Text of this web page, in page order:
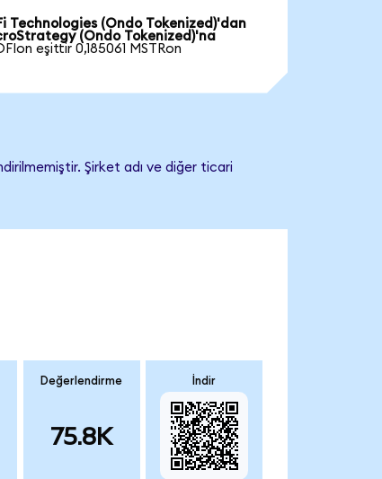
Technologies (Ondo Tokenized)'dan
(Ondo Tokenized)'na
eşittir 0,185061 MSTRon
Şirket adı ve diğer ticari
Değerlendirme
75.8K
İndir